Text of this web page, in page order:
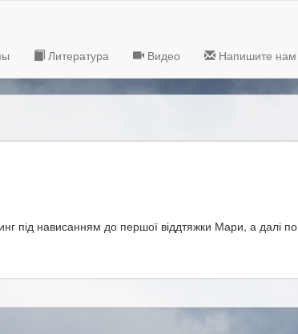
Литература Видео Напишите нам
під нависанням до першої віддтяжки Мари, а далі по